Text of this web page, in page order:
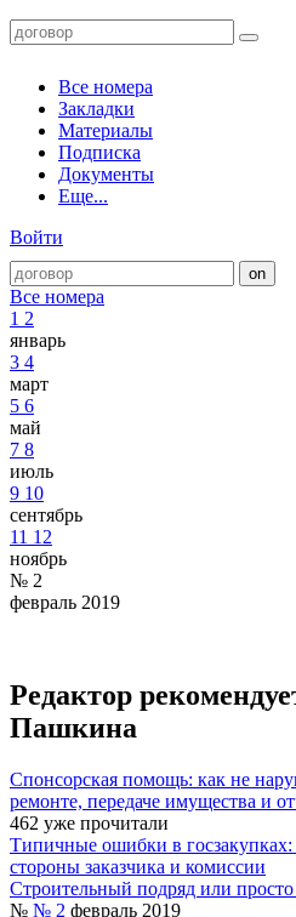
Все номера
Закладки
Материалы
Подписка
Документы
Еще...
Войти
Все номера
1 2
январь
3 4
март
5 6
май
7 8
июль
9 10
сентябрь
11 12
ноябрь
№ 2
февраль 2019
Редактор
Пашкина
Спонсорская помощь: как не
ремонте, передаче имущества и
462 уже прочитали
Типичные ошибки в
стороны заказчика и комиссии
Строительный подряд или
№ № 2 февраль 2019